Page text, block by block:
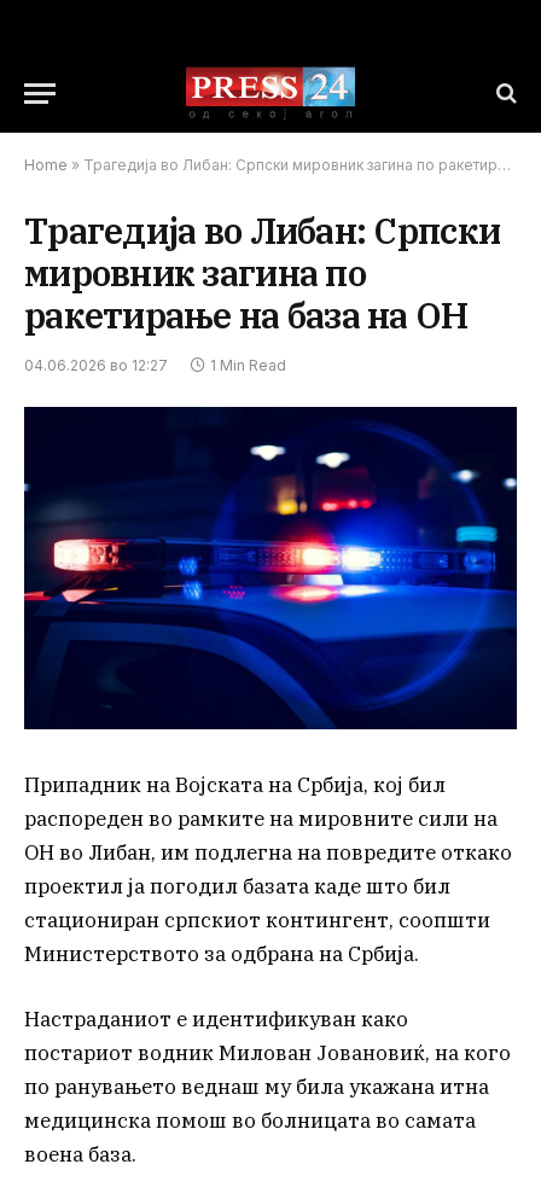
Home » Трагедија во Либан: Српски мировник загина по ракетирање на база на ОН
Трагедија во Либан: Српски
мировник загина по
ракетирање на база на ОН
04.06.2026 во 12:27 1 Min Read
Припадник на Војската на Србија, кој бил
распореден во рамките на мировните сили на
ОН во Либан, им подлегна на повредите откако
проектил ја погодил базата каде што бил
стациониран српскиот контингент, соопшти
Министерството за одбрана на Србија.
Настраданиот е идентификуван како
постариот водник Милован Јовановиќ, на кого
по ранувањето веднаш му била укажана итна
медицинска помош во болницата во самата
воена база.